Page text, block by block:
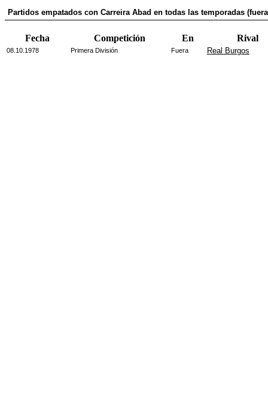
Partidos empatados con Carreira Abad en todas las temporadas
Fecha Competición En Rival
08.10.1978 Primera División Fuera Real Burgos